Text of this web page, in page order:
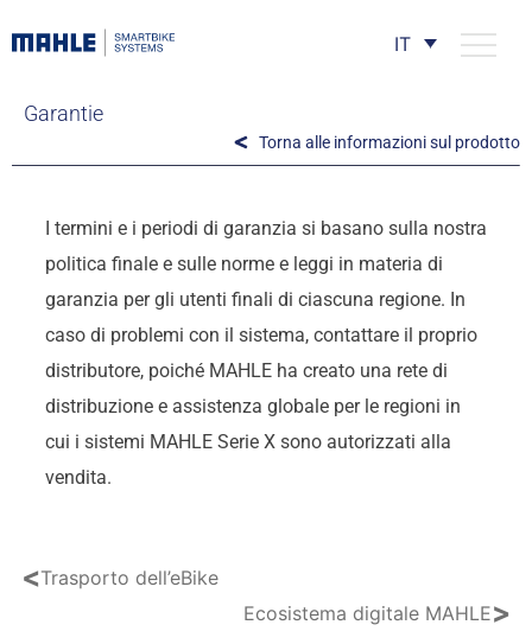
IT
Garantie
Torna alle informazioni sul prodotto
I termini e i periodi di garanzia si basano sulla nostra
politica finale e sulle norme e leggi in materia di
garanzia per gli utenti finali di ciascuna regione. In
caso di problemi con il sistema, contattare il proprio
distributore, poiché MAHLE ha creato una rete di
distribuzione e assistenza globale per le regioni in
cui i sistemi MAHLE Serie X sono autorizzati alla
vendita.
<Trasporto dell’eBike
Ecosistema digitale MAHLE>